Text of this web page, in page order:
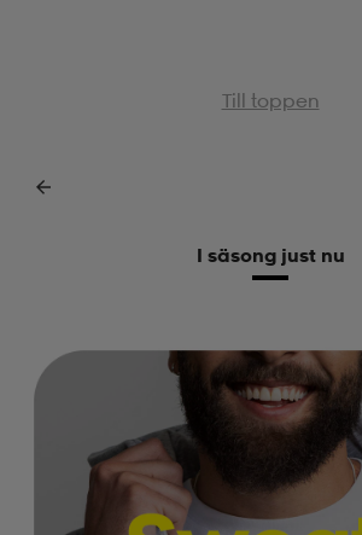
Till toppen
I säsong just nu